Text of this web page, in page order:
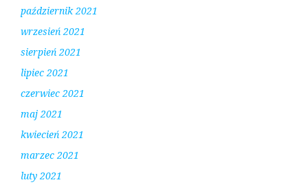
październik 2021
wrzesień 2021
sierpień 2021
lipiec 2021
czerwiec 2021
maj 2021
kwiecień 2021
marzec 2021
luty 2021